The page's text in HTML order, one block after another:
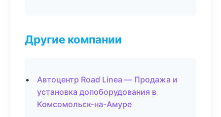
Другие компании
Автоцентр Road Linea — Продажа и
установка допоборудования в
Комсомольск-на-Амуре